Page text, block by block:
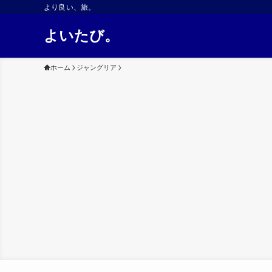
より良い、旅。
よいたび。
ホーム ジャングリア